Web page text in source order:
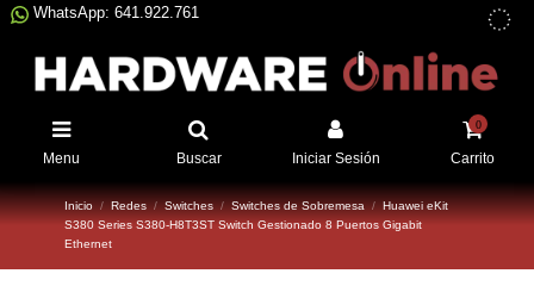
WhatsApp: 641.922.761
Menu Buscar Iniciar Sesión
0
Carrito
Inicio Redes Switches Switches de Sobremesa
Huawei eKit
S380 Series S380-H8T3ST Switch Gestionado 8 Puertos Gigabit
Ethernet